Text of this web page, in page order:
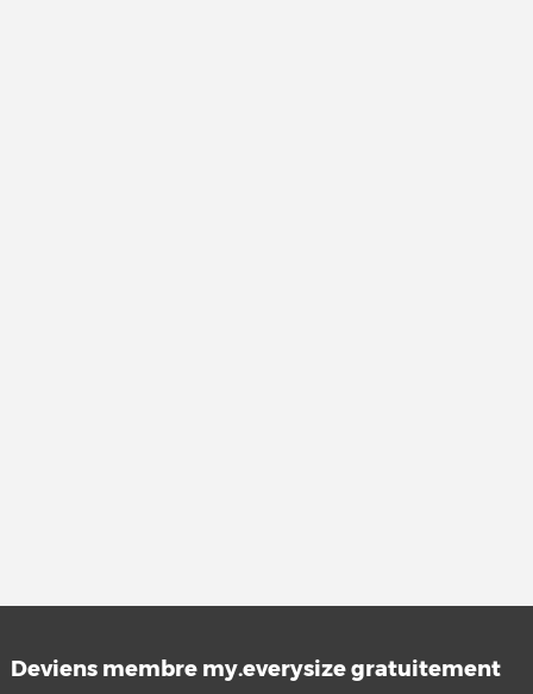
Deviens membre my.everysize gratuitement